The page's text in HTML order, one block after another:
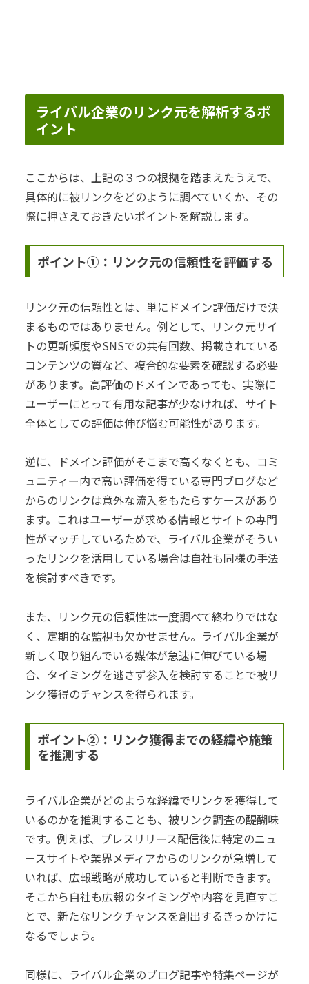
ライバル企業のリンク元を解析するポ
イント
ここからは、上記の３つの根拠を踏まえたうえで、
具体的に被リンクをどのように調べていくか、その
際に押さえておきたいポイントを解説します。
ポイント①：リンク元の信頼性を評価する
リンク元の信頼性とは、単にドメイン評価だけで決
まるものではありません。例として、リンク元サイ
トの更新頻度やSNSでの共有回数、掲載されている
コンテンツの質など、複合的な要素を確認する必要
があります。高評価のドメインであっても、実際に
ユーザーにとって有用な記事が少なければ、サイト
全体としての評価は伸び悩む可能性があります。
逆に、ドメイン評価がそこまで高くなくとも、コミ
ュニティー内で高い評価を得ている専門ブログなど
からのリンクは意外な流入をもたらすケースがあり
ます。これはユーザーが求める情報とサイトの専門
性がマッチしているためで、ライバル企業がそうい
ったリンクを活用している場合は自社も同様の手法
を検討すべきです。
また、リンク元の信頼性は一度調べて終わりではな
く、定期的な監視も欠かせません。ライバル企業が
新しく取り組んでいる媒体が急速に伸びている場
合、タイミングを逃さず参入を検討することで被リ
ンク獲得のチャンスを得られます。
ポイント②：リンク獲得までの経緯や施策
を推測する
ライバル企業がどのような経緯でリンクを獲得して
いるのかを推測することも、被リンク調査の醍醐味
です。例えば、プレスリリース配信後に特定のニュ
ースサイトや業界メディアからのリンクが急増して
いれば、広報戦略が成功していると判断できます。
そこから自社も広報のタイミングや内容を見直すこ
とで、新たなリンクチャンスを創出するきっかけに
なるでしょう。
同様に、ライバル企業のブログ記事や特集ページが